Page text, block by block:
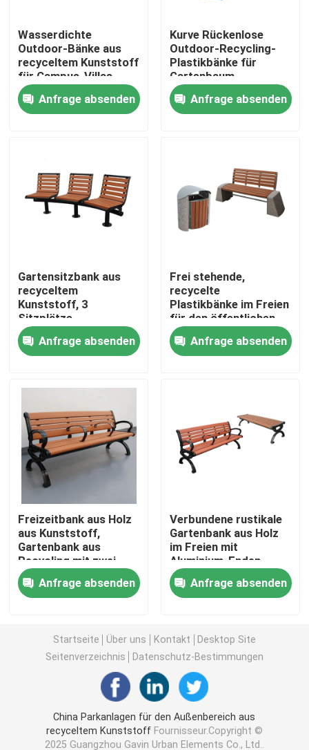
Zu Hause
Produkte
Werksbesichtigung
Qualitätskontrolle
Neuigkeiten
Bitte um ein Angebot
Metallbänke im Freien
Holzbänke im Freien
Außenbänke aus recyceltem Kunststoff
Picknicktische im Freien
Tischbänke im Freien
Außenmülltonnen
Wiederverwertungsbehälter im Freien
Zigarettenabsatz im Freien
Wasserdichte
Outdoor-Bänke aus
recyceltem Kunststoff
für Campus-Villas
Anfrage absenden
Kurve Rückenlose
Outdoor-Recycling-
Plastikbänke für
Gartenbaum
Anfrage absenden
Gartensitzbank aus
recyceltem
Kunststoff, 3
Sitzplätze,
Außenkurve Parkbank
Anfrage absenden
Frei stehende,
recycelte
Plastikbänke im Freien
für den öffentlichen
Park
Anfrage absenden
Freizeitbank aus Holz
aus Kunststoff,
Gartenbank aus
Recycling mit zwei
Trennern
Anfrage absenden
Verbundene rustikale
Gartenbank aus Holz
im Freien mit
Aluminium-Enden
Anfrage absenden
Startseite Über uns Kontakt
Desktop Site
Seitenverzeichnis
Datenschutz-Bestimmungen
China Parkanlagen für den Außenbereich aus
recyceltem KunststoffFournisseur.Copyright ©
2025 Guangzhou Gavin Urban Elements Co., Ltd..